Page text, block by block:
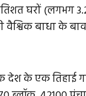
घरों (लगभग
वैश्विक बाधा के
के एक तिहाई